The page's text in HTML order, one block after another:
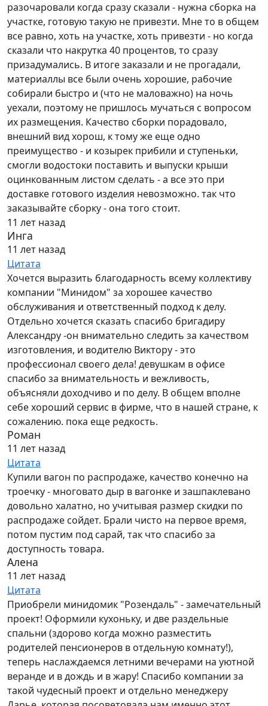
разочаровали когда сразу сказали - нужна сборка на
участке, готовую такую не привезти. Мне то в общем
все равно, хоть на участке, хоть привезти - но когда
сказали что накрутка 40 процентов, то сразу
призадумались. В итоге заказали и не прогадали,
материаллы все были очень хорошие, рабочие
собирали быстро и (что не маловажно) на ночь
уехали, поэтому не пришлось мучаться с вопросом
их размещения. Качество сборки порадовало,
внешний вид хорош, к тому же еще одно
преимущество - и козырек прибили и ступеньки,
смогли водостоки поставить и выпуски крыши
оцинкованным листом сделать - а все это при
доставке готового изделия невозможно. так что
заказывайте сборку - она того стоит.
11 лет назад
Инга
11 лет назад
Цитата
Хочется выразить благодарность всему коллективу
компании "Минидом" за хорошее качество
обслуживания и ответственный подход к делу.
Отдельно хочется сказать спасибо бригадиру
Александру -он внимательно следить за качеством
изготовления, и водителю Виктору - это
профессионал своего дела! девушкам в офисе
спасибо за внимательность и вежливость,
объясняли доходчиво и по делу. В общем вполне
себе хороший сервис в фирме, что в нашей стране, к
сожалению. пока еще редкость.
Роман
11 лет назад
Цитата
Купили вагон по распродаже, качество конечно на
троечку - многовато дыр в вагонке и зашпаклевано
довольно халатно, но учитывая размер скидки по
распродаже сойдет. Брали чисто на первое время,
потом пустим под сарай, так что спасибо за
доступность товара.
Алена
11 лет назад
Цитата
Приобрели минидомик "Розендаль" - замечательный
проект! Оформили кухоньку, и две раздельные
спальни (здорово когда можно разместить
родителей пенсионеров в отдельную комнату!),
теперь наслаждаемся летними вечерами на уютной
веранде и в дождь и в жару! Спасибо компании за
такой чудесный проект и отдельно менеджеру